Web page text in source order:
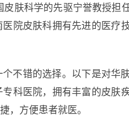
肤科学的先驱宁誉教授担
院皮肤科拥有先进的医疗
不错的选择。以下是对华
科医院，拥有丰富的皮肤
，方便患者就医。